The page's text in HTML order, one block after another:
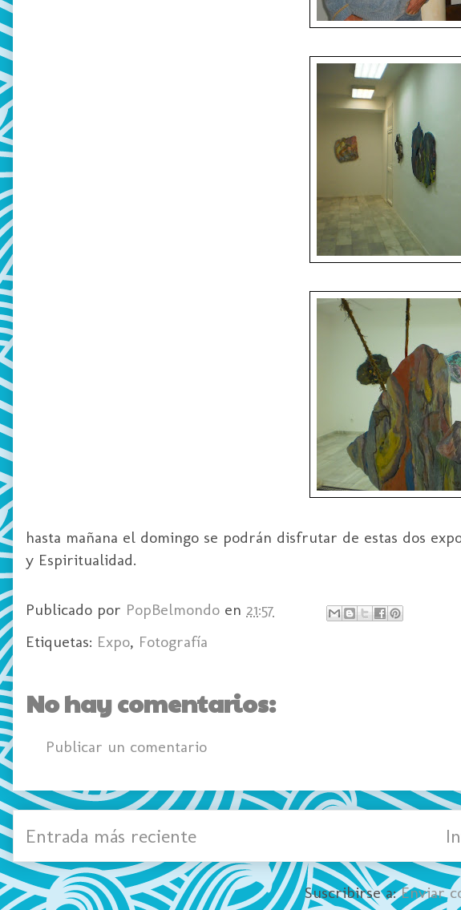
hasta mañana el domingo se podrán disfrutar de estas dos
y Espiritualidad.
Publicado por PopBelmondo en 21:57
Etiquetas: Expo, Fotografía
No hay comentarios:
Publicar un comentario
Entrada más reciente
Suscribirse a:Enviar